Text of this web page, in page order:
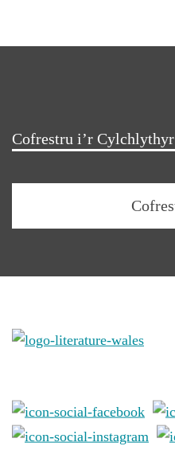
Cofrestru i’r Cylchlythyr